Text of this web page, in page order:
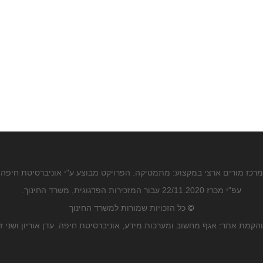
מרכז מורים ארצי במקצוע: מתמטיקה. הפרויקט מבוצע ע"י אוניברסיטת חיפה
עפ"י מכרז 22/11.2020 עבור המזכירות הפדגוגית, משרד החינוך.
© כל הזכויות שמורות למשרד החינוך
אתר: אגף מחשוב ומערכות מידע, אוניברסיטת חיפה. עדן אוריון ושני